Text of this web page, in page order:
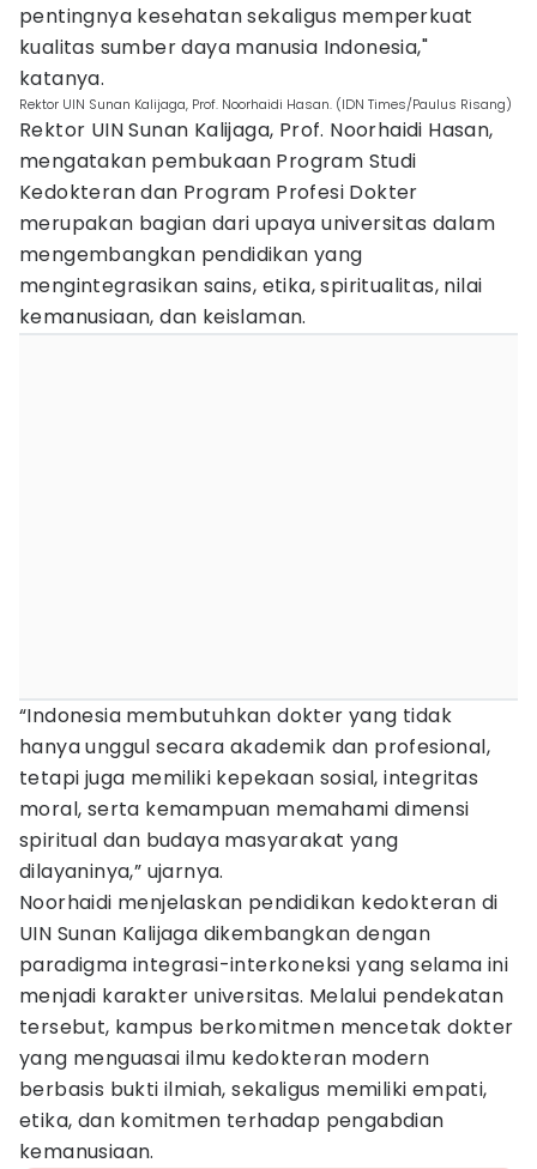
pentingnya kesehatan sekaligus memperkuat
kualitas sumber daya manusia Indonesia,"
katanya.
Rektor UIN Sunan Kalijaga, Prof. Noorhaidi Hasan. (IDN Times/Paulus Risang)
Rektor UIN Sunan Kalijaga, Prof. Noorhaidi Hasan,
mengatakan pembukaan Program Studi
Kedokteran dan Program Profesi Dokter
merupakan bagian dari upaya universitas dalam
mengembangkan pendidikan yang
mengintegrasikan sains, etika, spiritualitas, nilai
kemanusiaan, dan keislaman.
“Indonesia membutuhkan dokter yang tidak
hanya unggul secara akademik dan profesional,
tetapi juga memiliki kepekaan sosial, integritas
moral, serta kemampuan memahami dimensi
spiritual dan budaya masyarakat yang
dilayaninya,” ujarnya.
Noorhaidi menjelaskan pendidikan kedokteran di
UIN Sunan Kalijaga dikembangkan dengan
paradigma integrasi-interkoneksi yang selama ini
menjadi karakter universitas. Melalui pendekatan
tersebut, kampus berkomitmen mencetak dokter
yang menguasai ilmu kedokteran modern
berbasis bukti ilmiah, sekaligus memiliki empati,
etika, dan komitmen terhadap pengabdian
kemanusiaan.